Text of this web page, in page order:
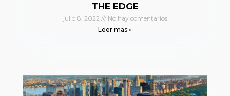
THE EDGE
julio 8, 2022
No hay comentarios
Leer mas »